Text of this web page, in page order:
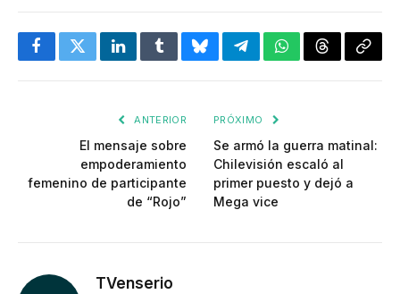
FacebookTwitterLinkedInTumblrBlueskyTelegramWhatsApp
Threads
ANTERIOR
El mensaje sobre
empoderamiento
femenino de participante
de “Rojo”
PRÓXIMO
Se armó la guerra matinal:
Chilevisión escaló al
primer puesto y dejó a
Mega vice
TVenserio